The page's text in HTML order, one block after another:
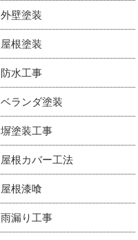
外壁塗装
屋根塗装
防水工事
ベランダ塗装
塀塗装工事
屋根カバー工法
屋根漆喰
雨漏り工事